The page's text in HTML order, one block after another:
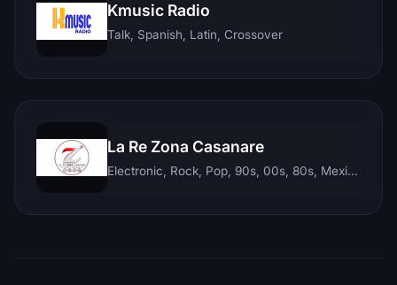
Kmusic Radio
Talk, Spanish, Latin, Crossover
La Re Zona Casanare
Electronic, Rock, Pop, 90s, 00s, 80s, Mexican, Ranchera, Reggaeton, Instrumental, Salsa, Merengue, Tropical, Romantic, Vallenato, Llanera